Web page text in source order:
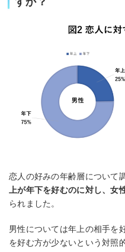
恋人の好みの年齢層について
上が年下を好むのに対し、女
られました。
男性については年上の相手を
を好む方が少ないという対照